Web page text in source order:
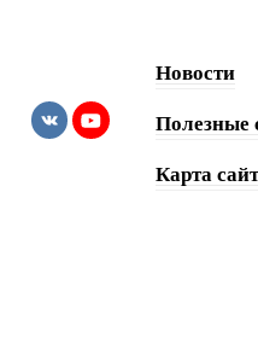
Новости
Полезные
Карта